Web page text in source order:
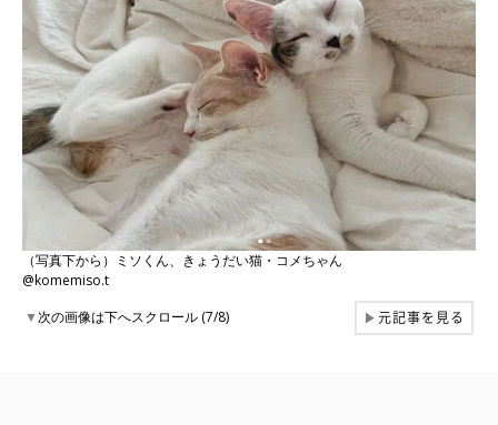
（写真下から）ミソくん、きょうだい猫・コメちゃん
@komemiso.t
▼次の画像は下へスクロール (7/8) ▶元記事を見る